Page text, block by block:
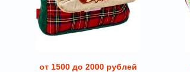
от 1500 до 2000 рублей